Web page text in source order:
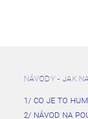
NÁVODY - JAK
1/ CO JE TO
2/ NÁVOD NA